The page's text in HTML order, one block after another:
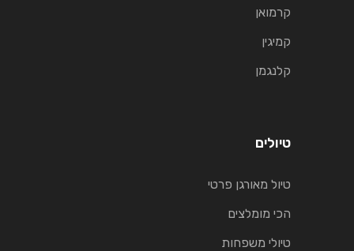
קרמואן
קמיגין
קלנגמן
טיולים
טיול מאורגן פרטי
הכי מומלצים
טיולי משפחות